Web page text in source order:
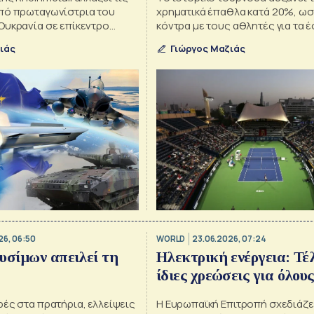
πρωταγωνίστρια του
σε επίκεντρο
χρηματικά έπαθλα κατά 20%,
κόντρα με τους αθλητές για τα
της επέκτασης σκιάζουν το
Γιώργος Μαζιάς
06:50
απειλεί τη
στα πρατήρια, ελλείψεις
WORLD 23.06.2026, 07:24
Ηλεκτρική ενέργεια:
ίδιες χρεώσεις για όλους
Η Ευρωπαϊκή Επιτροπή